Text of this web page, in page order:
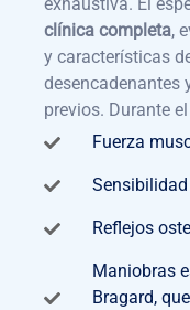
clínica completa,
y características
desencadenantes
previos. Durante
Fuerza
Reflejos
Maniobras
Bragard,